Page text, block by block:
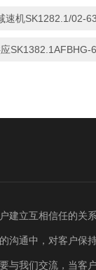
速机SK1282.1/02-
SK1382.1AFBHG-
建立互相信任的关
沟通中，对客户保
与我们交流，当客